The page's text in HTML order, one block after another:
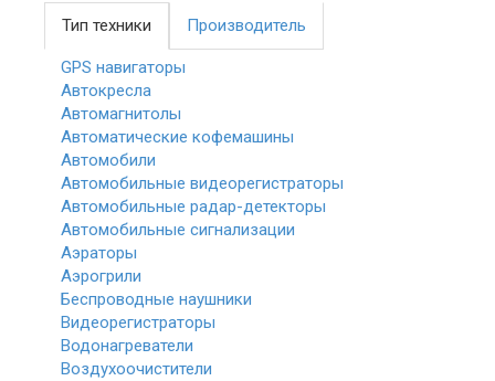
Тип техники Производитель
GPS навигаторы
Автокресла
Автомагнитолы
Автоматические кофемашины
Автомобили
Автомобильные видеорегистраторы
Автомобильные радар-детекторы
Автомобильные сигнализации
Аэраторы
Аэрогрили
Беспроводные наушники
Видеорегистраторы
Водонагреватели
Воздухоочистители